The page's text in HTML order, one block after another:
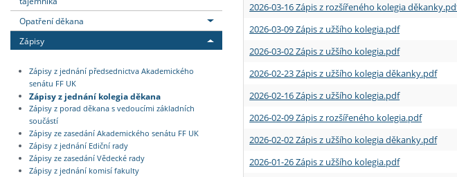
Opatření děkana
Zápisy
Zápisy z jednání předsednictva Akademického
senátu FF UK
Zápisy z jednání kolegia děkana
Zápisy z porad děkana s vedoucími základních
součástí
Zápisy ze zasedání Akademického senátu FF UK
Zápisy z jednání Ediční rady
Zápisy ze zasedání Vědecké rady
Zápisy z jednání komisí fakulty
2026-03-16 Zápis z rozšířeného kolegia
2026-03-09 Zápis z užšího kolegia.pdf
2026-03-02 Zápis z užšího kolegia.pdf
2026-02-23 Zápis z užšího kolegia děkanky.pdf
2026-02-16 Zápis z užšího kolegia.pdf
2026-02-09 Zápis z rozšířeného kolegia.pdf
2026-02-02 Zápis z užšího kolegia děkanky.pdf
2026-01-26 Zápis z užšího kolegia.pdf